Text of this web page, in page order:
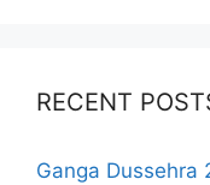
RECENT
Ganga Dussehra